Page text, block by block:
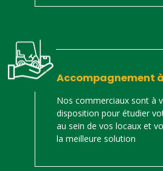
Accompagnement
Nos commerciaux sont à
disposition pour étudier
au sein de vos locaux et
la meilleure solution